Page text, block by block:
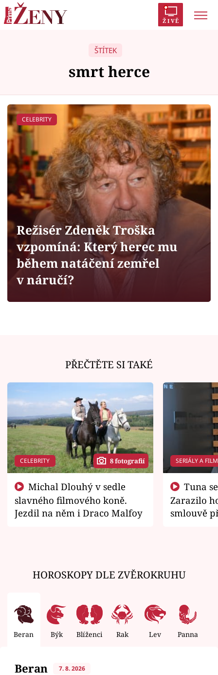
ŽIVĚ
Celebrity
Vztahy
Seriály
Horoskopy
Sledujte prima+
Filmový festival Karlovy Vary
Pořady
Mámy sobě
Přihlášení
ŠTÍTEK
smrt herce
CELEBRITY
Režisér Zdeněk Troška
vzpomíná: Který herec mu
během natáčení zemřel
v náručí?
PŘEČTĚTE SI TAKÉ
CELEBRITY 8 fotografií
slavného filmového koně.
Jezdil na něm i Draco Malfoy
SERIÁLY A
Zarazilo
smlouvě
HOROSKOPY DLE ZVĚROKRUHU
Beran Býk Blíženci Rak Lev Panna
Beran 7. 8. 2026